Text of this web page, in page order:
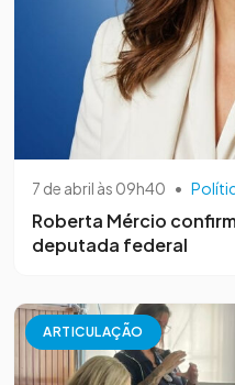
7 de abril às 09h40 •
Roberta Mércio
deputada federal
ARTICULAÇÃO